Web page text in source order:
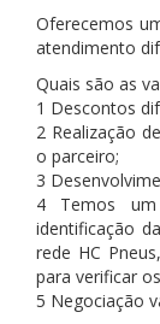
Oferecemos
atendimento
Quais são as
1 Descontos
2 Realização
o parceiro;
3
4 Temos
identificação
rede HC
para verificar
5 Negociação